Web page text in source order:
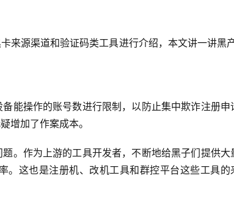
来源渠道和验证码类工具进行介绍，本文讲一讲黑
能操作的账号数进行限制，以防止集中欺诈注册申
增加了作案成本。
。作为上游的工具开发者，不断地给黑子们提供大
。这也是注册机、改机工具和群控平台这些工具的